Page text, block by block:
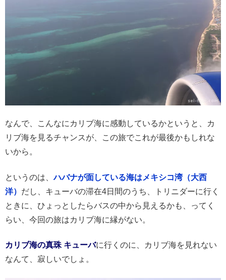
なんで、こんなにカリブ海に感動しているかというと、カ
リブ海を見るチャンスが、この旅でこれが最後かもしれな
いから。
というのは、ハバナが面している海はメキシコ湾（大西
洋） だし、キューバの滞在4日間のうち、トリニダーに行く
ときに、ひょっとしたらバスの中から見えるかも、ってく
らい、今回の旅はカリブ海に縁がない。
カリブ海の真珠 キューバに行くのに、カリブ海を見れない
なんて、寂しいでしょ。